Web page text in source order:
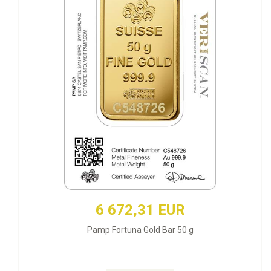
6 672,31 EUR
Pamp Fortuna Gold Bar 50 g